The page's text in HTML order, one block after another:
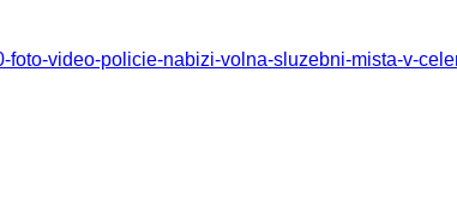
video-policie-nabizi-volna-sluzebni-mista-v-